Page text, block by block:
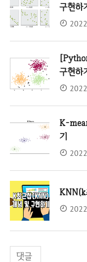
구현하
구현하
K-
기
KNN(k
댓글